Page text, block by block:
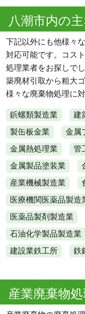
八潮市内の
下記以外にも他様々
対応可能です。コス
処理業者をお探しで
築廃材引取から粗大
様々な廃棄物処理に
鋲螺類製造業
建
製缶板金業
金属
金属熱処理業
管
金属製品塗装業
産業機械製造業
医療機関医薬品製造
医薬品製剤製造業
石油化学製品製造業
建設業鉄工所
鉄
産業廃棄物